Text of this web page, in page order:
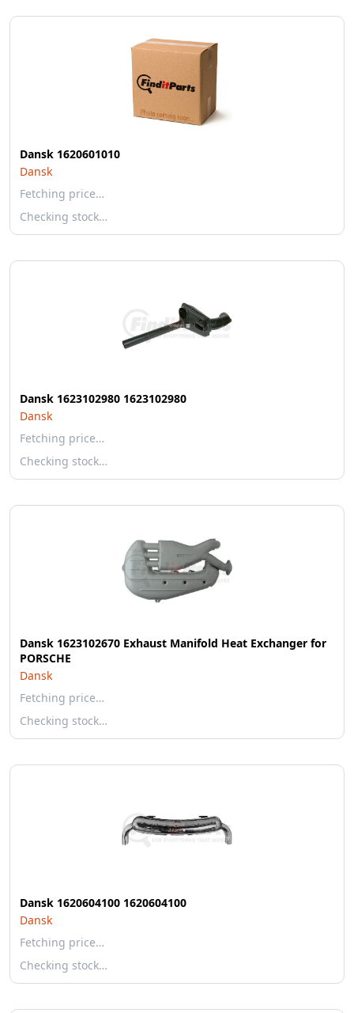
Dansk 1620601010
Dansk
Fetching price…
Checking stock…
Dansk 1623102980 1623102980
Dansk
Fetching price…
Checking stock…
Dansk 1623102670 Exhaust Manifold Heat Exchanger for
PORSCHE
Dansk
Fetching price…
Checking stock…
Dansk 1620604100 1620604100
Dansk
Fetching price…
Checking stock…